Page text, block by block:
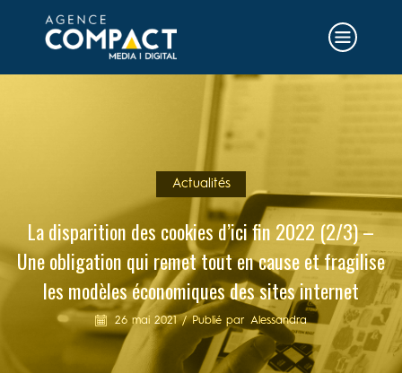
Actualités
La disparition des cookies d’ici fin 2022 (2/3) –
Une obligation qui remet tout en cause et fragilise
les modèles économiques des sites internet
26 mai 2021 / Publié par Alessandra